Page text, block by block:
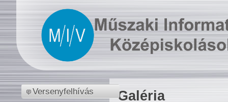
Versenyfelhívás Galéria